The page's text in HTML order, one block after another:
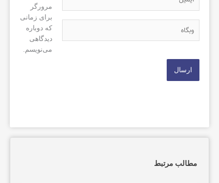
مطالب مرتبط
مرورگر
برای زمانی
که دوباره
دیدگاهی
می‌نویسم.